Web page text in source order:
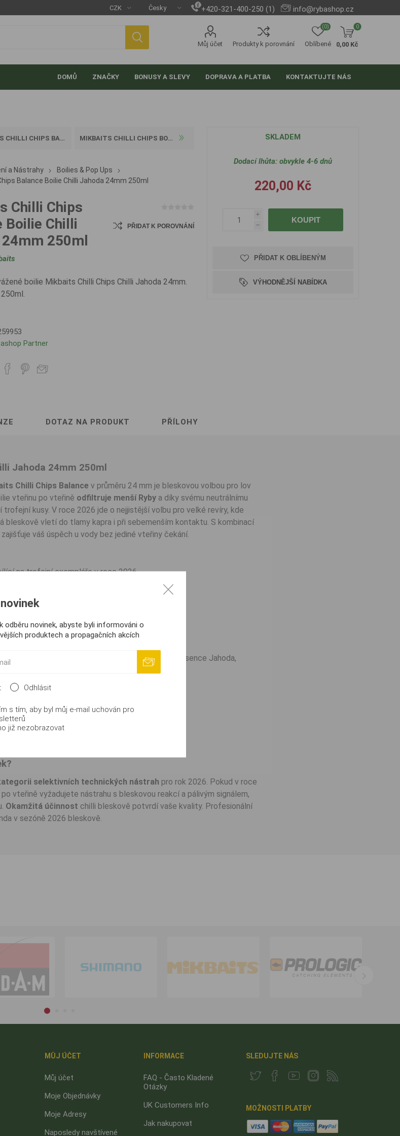
+420-321-400-250 (1) info@rybashop.cz
Můj účet Produkty k porovnání Oblíbené
(0) 0
0,00 Kč
DOMŮ ZNAČKY BONUSY A SLEVY DOPRAVA A PLATBA KONTAKTUJTE NÁS
CHIPS BALAN... MIKBAITS CHILLI CHIPS BOILI...
a Nástrahy
Boilies & Pop Ups
Balance Boilie Chilli Jahoda 24mm 250ml
Chilli Chips
Boilie Chilli
250ml
PŘIDAT K POROVNÁNÍ
boilie Mikbaits Chilli Chips Chilli Jahoda 24mm.
Partner
SKLADEM
Dodací lhůta: obvykle 4-6 dnů
220,00 Kč
i
h
KOUPIT
PŘIDAT K OBLÍBENÝM
VÝHODNĚJŠÍ NABÍDKA
DOTAZ NA PRODUKT PŘÍLOHY
Jahoda 24mm 250ml
Chilli Chips Balance v průměru 24 mm je bleskovou volbou pro lov
vteřinu po vteřině odfiltruje menší Ryby a díky svému neutrálnímu
kusy. V roce 2026 jde o nejjistější volbu pro velké revíry, kde
vletí do tlamy kapra i při sebemenším kontaktu. S kombinací
váš úspěch u vody bez jediné vteřiny čekání.
na trofejní exempláře v roce 2026.
přirozený pohyb nástrahy v 2026.
dráždivost vteřinu po náhozu.
ostražitost velkých kaprů.
moučkami pro rok 2026 bleskově.
extra lehké složky, Robin Red, chilli, britské esence Jahoda,
selektivních technických nástrah pro rok 2026. Pokud v roce
vteřině vyžadujete nástrahu s bleskovou reakcí a pálivým signálem,
Okamžitá účinnost chilli bleskově potvrdí vaše kvality. Profesionální
v sezóně 2026 bleskově.
MŮJ ÚČET
Můj účet
Moje Objednávky
Moje Adresy
Naposledy navštívené
INFORMACE
FAQ - Často Kladené
Otázky
UK Customers Info
Jak nakupovat
SLEDUJTE NÁS
MOŽNOSTI PLATBY
odběru novinek, abyste byli informováni o
produktech a propagačních akcích
Odhlásit
s tím, aby byl můj e-mail uchován pro
již nezobrazovat